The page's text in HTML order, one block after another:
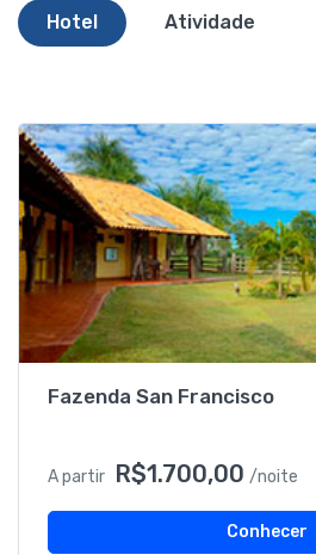
Hotel Atividade
Fazenda San Francisco
A partir R$1.700,00 /noite
Conhecer